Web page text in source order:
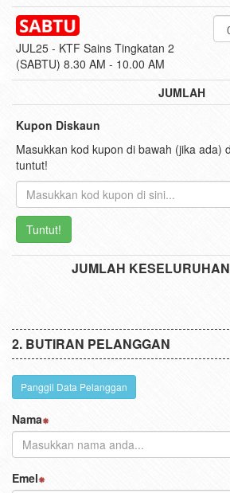
JUL25 - KTF Sains Tingkatan 2
(SABTU) 8.30 AM - 10.00 AM
JUMLAH
Kupon Diskaun
Masukkan kod kupon di bawah (jika ada)
tuntut!
Tuntut!
JUMLAH
BUTIRAN PELANGGAN
Panggil Data Pelanggan
Nama
Emel